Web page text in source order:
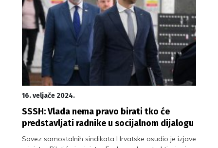
16. veljače 2024.
SSSH: Vlada nema pravo birati tko će
predstavljati radnike u socijalnom dijalogu
Savez samostalnih sindikata Hrvatske osudio je izjave